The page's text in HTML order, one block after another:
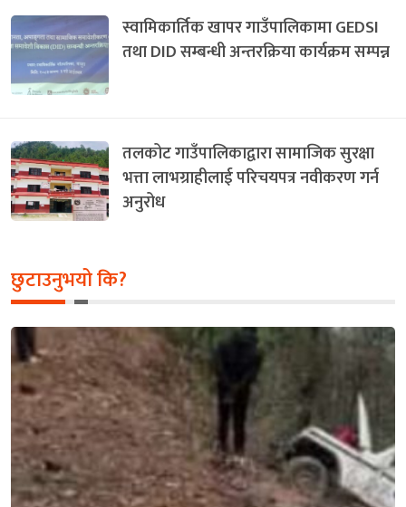
स्वामिकार्तिक खापर गाउँपालिकामा GEDSI
तथा DID सम्बन्धी अन्तरक्रिया कार्यक्रम सम्पन्न
तलकोट गाउँपालिकाद्वारा सामाजिक सुरक्षा
भत्ता लाभग्राहीलाई परिचयपत्र नवीकरण गर्न
अनुरोध
छुटाउनुभयो कि?